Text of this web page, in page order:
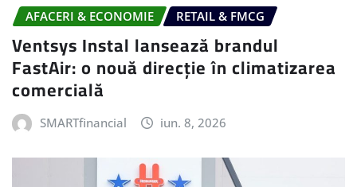
AFACERI & ECONOMIE RETAIL & FMCG
Ventsys Instal lansează brandul
FastAir: o nouă direcție în climatizarea
comercială
SMARTfinancial iun. 8, 2026